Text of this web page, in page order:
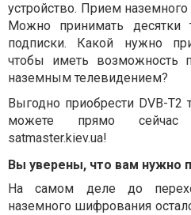
устройство. Прием
Можно принимать десятки
подписки. Какой нужно
чтобы иметь возможность
наземным телевидением?
Выгодно приобрести DVB-
можете прямо сейчас
satmaster.kiev.ua!
Вы уверены, что вам нужно
На самом деле до
наземного шифрования